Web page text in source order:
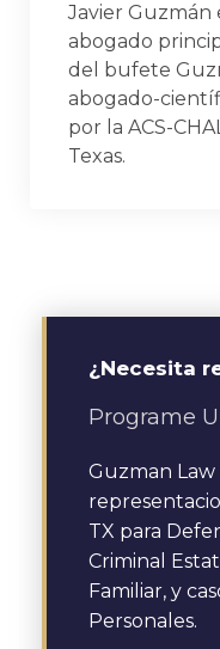
Javier Guzmán
abogado
del bufete
abogado-
por la ACS-
Texas.
¿Necesita
Programe
Guzman
TX para
Criminal
Familiar, y
Personales.